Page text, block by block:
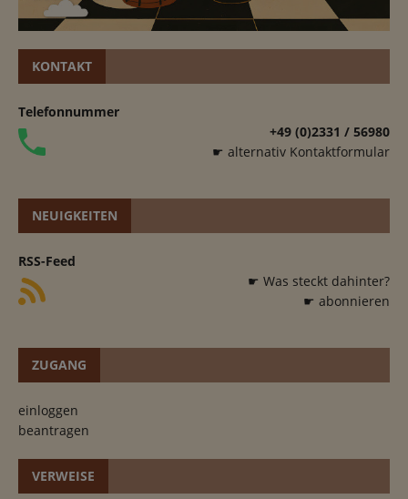
KONTAKT
Telefonnummer
+49 (0)2331 / 56980
☛ alternativ Kontaktformular
NEUIGKEITEN
RSS-Feed
☛ Was steckt dahinter?
☛ abonnieren
ZUGANG
einloggen
beantragen
VERWEISE